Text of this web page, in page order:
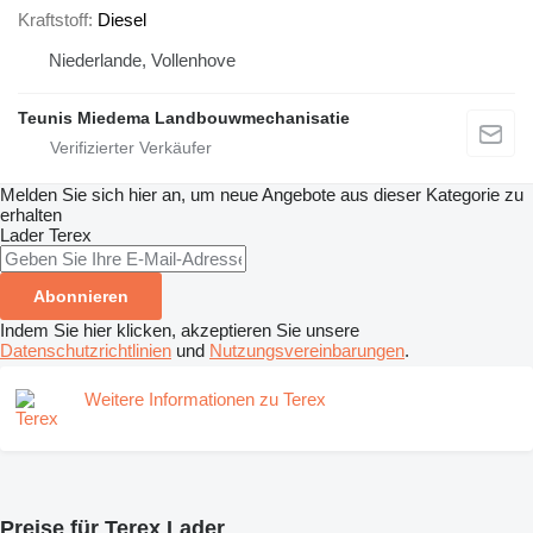
Kraftstoff Diesel
Niederlande, Vollenhove
Teunis Miedema Landbouwmechanisatie
Melden Sie sich hier an, um neue Angebote aus dieser Kategorie zu
erhalten
Lader Terex
Abonnieren
Indem Sie hier klicken, akzeptieren Sie unsere
Datenschutzrichtlinien und Nutzungsvereinbarungen.
Weitere Informationen zu Terex
Preise für Terex Lader